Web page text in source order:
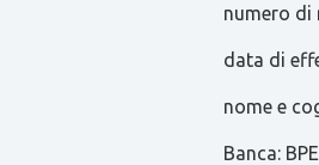
numero di
data di
nome e
Banca: